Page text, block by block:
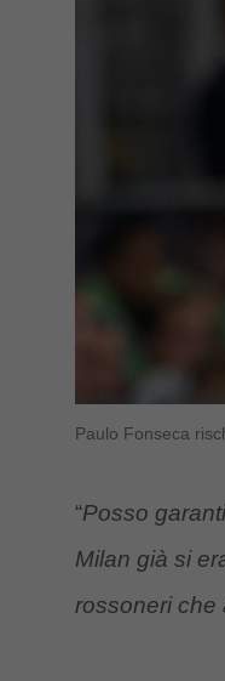
Paulo Fonseca
“Posso
Milan già si
rossoneri che